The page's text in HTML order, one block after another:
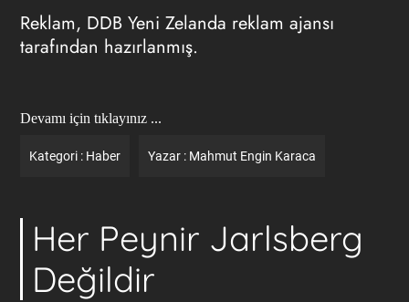
Reklam, DDB Yeni Zelanda reklam ajansı
tarafından hazırlanmış.
Devamı için tıklayınız ...
Kategori : Haber Yazar : Mahmut Engin Karaca
Her Peynir Jarlsberg
Değildir